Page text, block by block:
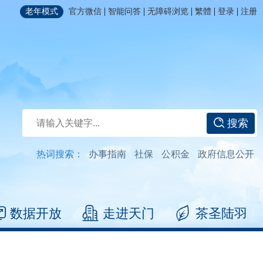
老年模式 官方微信 | 智能问答 | 无障碍浏览 | 繁體 | 登录 | 注册
搜索
热词搜索： 办事指南 社保 公积金 政府信息公开
数据开放 走进天门 茶圣陆羽